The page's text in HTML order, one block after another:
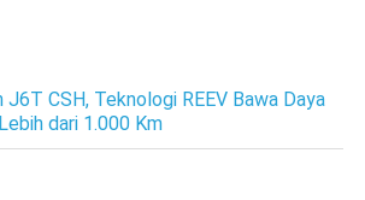
J6T CSH, Teknologi REEV Bawa Daya
dari 1.000 Km